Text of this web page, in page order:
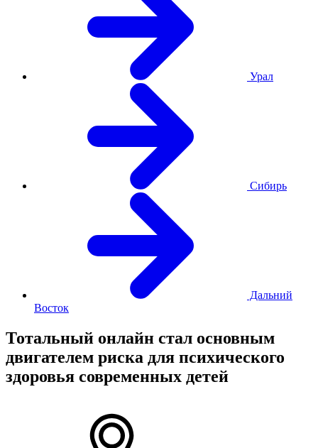
Урал
Сибирь
Дальний
Восток
Тотальный онлайн стал основным
двигателем риска для психического
здоровья современных детей